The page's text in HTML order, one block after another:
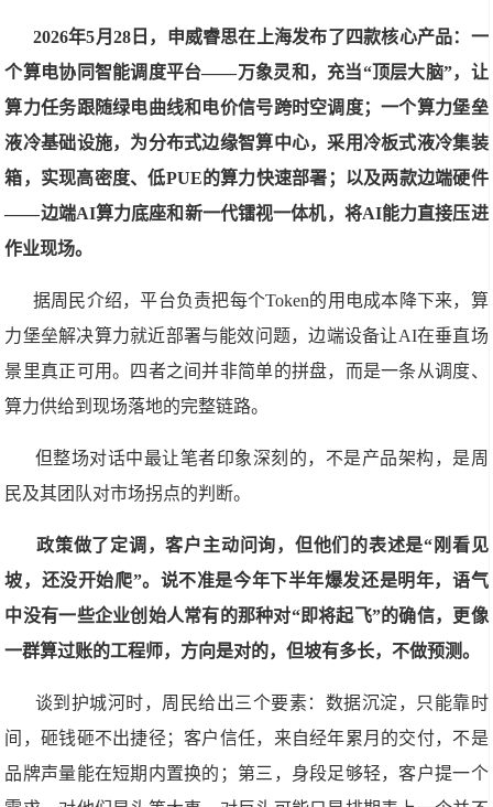
2026年5月28日，申威睿思在上海发布了四款核心产品：一
个算电协同智能调度平台——万象灵和，充当“顶层大脑”，让
算力任务跟随绿电曲线和电价信号跨时空调度；一个算力堡垒
液冷基础设施，为分布式边缘智算中心，采用冷板式液冷集装
箱，实现高密度、低PUE的算力快速部署；以及两款边端硬件
——边端AI算力底座和新一代镭视一体机，将AI能力直接压进
作业现场。
据周民介绍，平台负责把每个Token的用电成本降下来，算
力堡垒解决算力就近部署与能效问题，边端设备让AI在垂直场
景里真正可用。四者之间并非简单的拼盘，而是一条从调度、
算力供给到现场落地的完整链路。
但整场对话中最让笔者印象深刻的，不是产品架构，是周
民及其团队对市场拐点的判断。
政策做了定调，客户主动问询，但他们的表述是“刚看见
坡，还没开始爬”。说不准是今年下半年爆发还是明年，语气
中没有一些企业创始人常有的那种对“即将起飞”的确信，更像
一群算过账的工程师，方向是对的，但坡有多长，不做预测。
谈到护城河时，周民给出三个要素：数据沉淀，只能靠时
间，砸钱砸不出捷径；客户信任，来自经年累月的交付，不是
品牌声量能在短期内置换的；第三，身段足够轻，客户提一个